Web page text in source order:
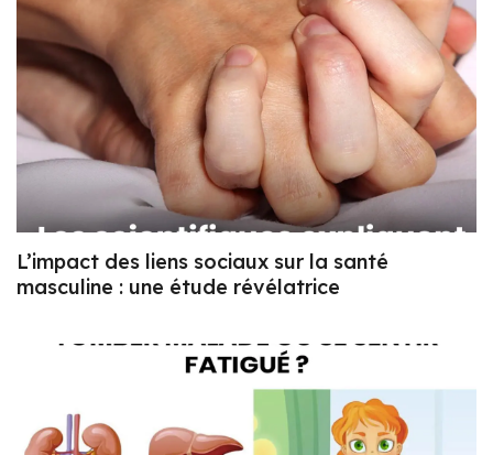
L’impact des liens sociaux sur la santé
masculine : une étude révélatrice